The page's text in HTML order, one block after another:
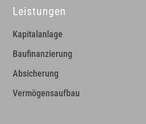
Leistungen
Kapitalanlage
Baufinanzierung
Absicherung
Vermögensaufbau